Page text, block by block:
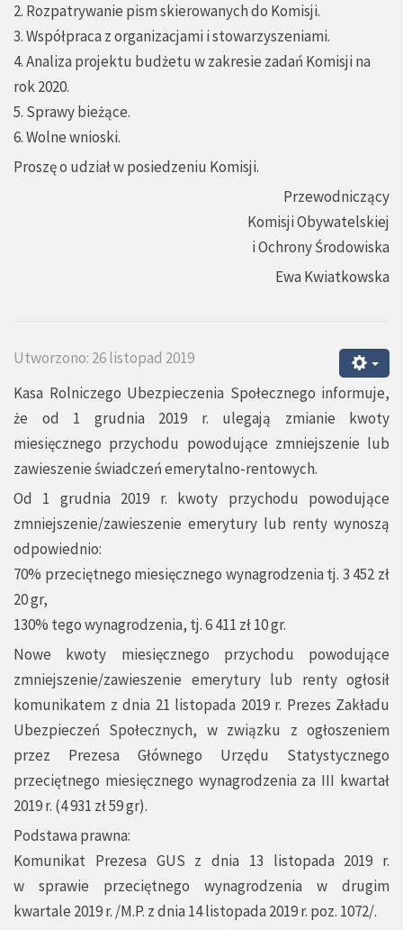
2. Rozpatrywanie pism skierowanych do Komisji.
3. Współpraca z organizacjami i stowarzyszeniami.
4. Analiza projektu budżetu w zakresie zadań Komisji na
rok 2020.
5. Sprawy bieżące.
6. Wolne wnioski.
Proszę o udział w posiedzeniu Komisji.
Przewodniczący
Komisji Obywatelskiej
i Ochrony Środowiska
Ewa Kwiatkowska
Utworzono: 26 listopad 2019
Kasa Rolniczego Ubezpieczenia Społecznego informuje,
że od 1 grudnia 2019 r. ulegają zmianie kwoty
miesięcznego przychodu powodujące zmniejszenie lub
zawieszenie świadczeń emerytalno-rentowych.
Od 1 grudnia 2019 r. kwoty przychodu powodujące
zmniejszenie/zawieszenie emerytury lub renty wynoszą
odpowiednio:
70% przeciętnego miesięcznego wynagrodzenia tj. 3 452 zł
20 gr,
130% tego wynagrodzenia, tj. 6 411 zł 10 gr.
Nowe kwoty miesięcznego przychodu powodujące
zmniejszenie/zawieszenie emerytury lub renty ogłosił
komunikatem z dnia 21 listopada 2019 r. Prezes Zakładu
Ubezpieczeń Społecznych, w związku z ogłoszeniem
przez Prezesa Głównego Urzędu Statystycznego
przeciętnego miesięcznego wynagrodzenia za III kwartał
2019 r. (4 931 zł 59 gr).
Podstawa prawna:
Komunikat Prezesa GUS z dnia 13 listopada 2019 r.
w sprawie przeciętnego wynagrodzenia w drugim
kwartale 2019 r. /M.P. z dnia 14 listopada 2019 r. poz. 1072/.